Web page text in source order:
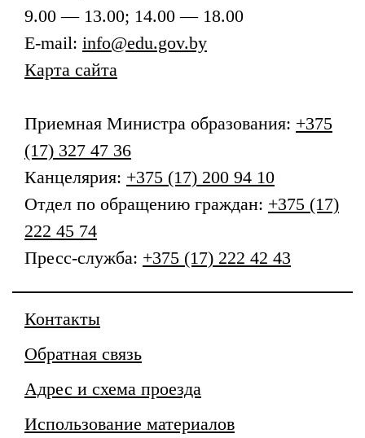
9.00 — 13.00; 14.00 — 18.00
E-mail: info@edu.gov.by
Карта сайта
Приемная Министра образования: +375
(17) 327 47 36
Канцелярия: +375 (17) 200 94 10
Отдел по обращению граждан: +375 (17)
222 45 74
Пресс-служба: +375 (17) 222 42 43
Контакты
Обратная связь
Адрес и схема проезда
Использование материалов